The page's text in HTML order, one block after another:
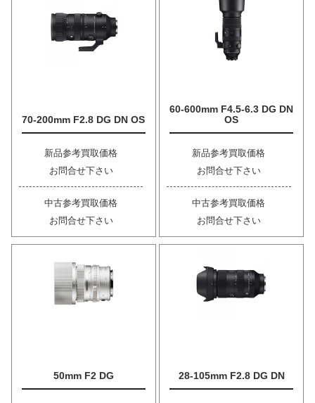
70-200mm F2.8 DG DN OS
新品参考買取価格
お問合せ下さい
中古参考買取価格
お問合せ下さい
60-600mm F4.5-6.3 DG DN
OS
新品参考買取価格
お問合せ下さい
中古参考買取価格
お問合せ下さい
50mm F2 DG 28-105mm F2.8 DG DN